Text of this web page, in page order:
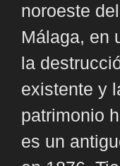
noroeste
Málaga, en
la
existente y
patrimonio
es un